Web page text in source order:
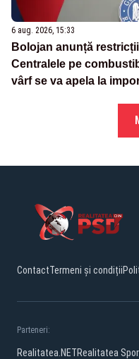
6 aug. 2026, 15:33
Bolojan anunță
Centralele pe
vârf se va apela la
ContactTermeni și condiții
Parteneri:
Realitatea.NETRealitatea